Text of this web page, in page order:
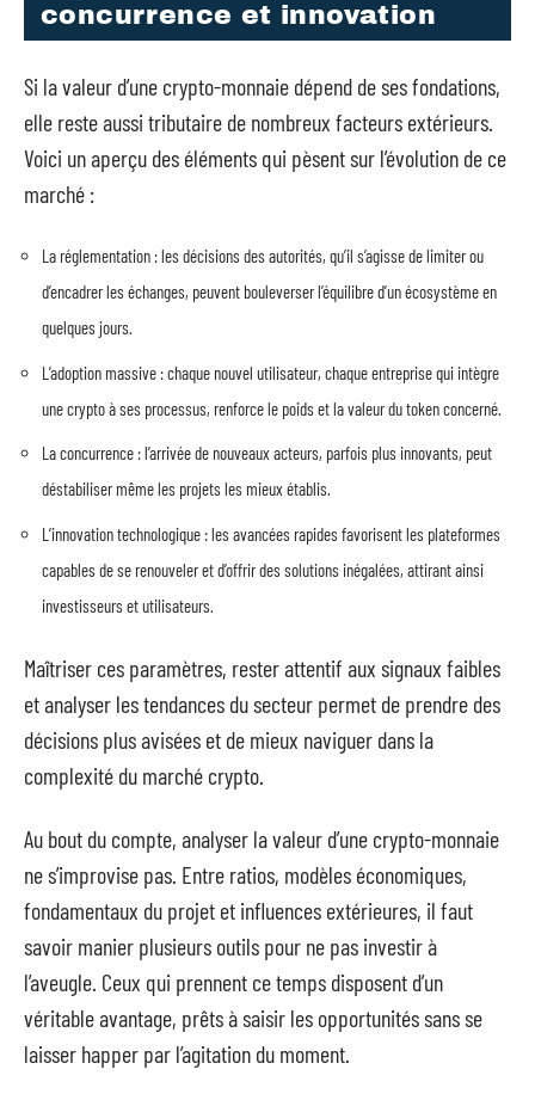
concurrence et innovation
Si la valeur d’une crypto-monnaie dépend de ses fondations,
elle reste aussi tributaire de nombreux facteurs extérieurs.
Voici un aperçu des éléments qui pèsent sur l’évolution de ce
marché :
La réglementation : les décisions des autorités, qu’il s’agisse de limiter ou
d’encadrer les échanges, peuvent bouleverser l’équilibre d’un écosystème en
quelques jours.
L’adoption massive : chaque nouvel utilisateur, chaque entreprise qui intègre
une crypto à ses processus, renforce le poids et la valeur du token concerné.
La concurrence : l’arrivée de nouveaux acteurs, parfois plus innovants, peut
déstabiliser même les projets les mieux établis.
L’innovation technologique : les avancées rapides favorisent les plateformes
capables de se renouveler et d’offrir des solutions inégalées, attirant ainsi
investisseurs et utilisateurs.
Maîtriser ces paramètres, rester attentif aux signaux faibles
et analyser les tendances du secteur permet de prendre des
décisions plus avisées et de mieux naviguer dans la
complexité du marché crypto.
Au bout du compte, analyser la valeur d’une crypto-monnaie
ne s’improvise pas. Entre ratios, modèles économiques,
fondamentaux du projet et influences extérieures, il faut
savoir manier plusieurs outils pour ne pas investir à
l’aveugle. Ceux qui prennent ce temps disposent d’un
véritable avantage, prêts à saisir les opportunités sans se
laisser happer par l’agitation du moment.